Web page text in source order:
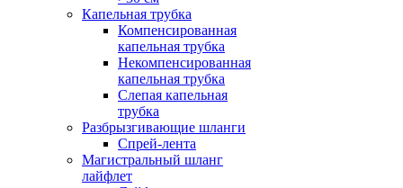
Капельная трубка
Компенсированная
капельная трубка
Некомпенсированная
капельная трубка
Слепая капельная
трубка
Разбрызгивающие шланги
Спрей-лента
Магистральный шланг
лайфлет